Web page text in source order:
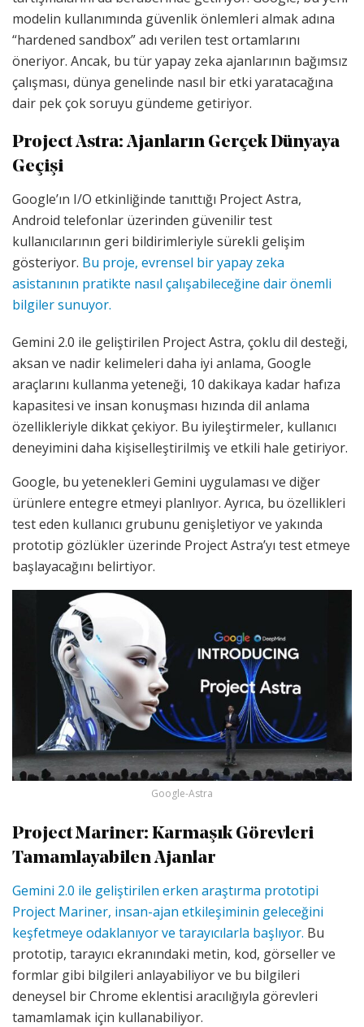
modelin kullanımında güvenlik önlemleri almak adına
“hardened sandbox” adı verilen test ortamlarını
öneriyor. Ancak, bu tür yapay zeka ajanlarının bağımsız
çalışması, dünya genelinde nasıl bir etki yaratacağına
dair pek çok soruyu gündeme getiriyor.
Project Astra: Ajanların Gerçek Dünyaya
Geçişi
Google’ın I/O etkinliğinde tanıttığı Project Astra,
Android telefonlar üzerinden güvenilir test
kullanıcılarının geri bildirimleriyle sürekli gelişim
gösteriyor. Bu proje, evrensel bir yapay zeka
asistanının pratikte nasıl çalışabileceğine dair önemli
bilgiler sunuyor.
Gemini 2.0 ile geliştirilen Project Astra, çoklu dil desteği,
aksan ve nadir kelimeleri daha iyi anlama, Google
araçlarını kullanma yeteneği, 10 dakikaya kadar hafıza
kapasitesi ve insan konuşması hızında dil anlama
özellikleriyle dikkat çekiyor. Bu iyileştirmeler, kullanıcı
deneyimini daha kişiselleştirilmiş ve etkili hale getiriyor.
Google, bu yetenekleri Gemini uygulaması ve diğer
ürünlere entegre etmeyi planlıyor. Ayrıca, bu özellikleri
test eden kullanıcı grubunu genişletiyor ve yakında
prototip gözlükler üzerinde Project Astra’yı test etmeye
başlayacağını belirtiyor.
Google-Astra
Project Mariner: Karmaşık Görevleri
Tamamlayabilen Ajanlar
Gemini 2.0 ile geliştirilen erken araştırma prototipi
Project Mariner, insan-ajan etkileşiminin geleceğini
keşfetmeye odaklanıyor ve tarayıcılarla başlıyor. Bu
prototip, tarayıcı ekranındaki metin, kod, görseller ve
formlar gibi bilgileri anlayabiliyor ve bu bilgileri
deneysel bir Chrome eklentisi aracılığıyla görevleri
tamamlamak için kullanabiliyor.